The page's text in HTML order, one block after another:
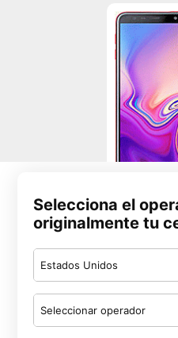
Selecciona el
originalmente tu
Estados Unidos
Seleccionar operador